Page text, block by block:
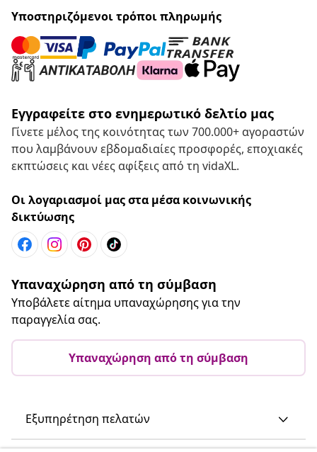
Υποστηριζόμενοι τρόποι πληρωμής
Εγγραφείτε στο ενημερωτικό δελτίο μας
Γίνετε μέλος της κοινότητας των 700.000+ αγοραστών
που λαμβάνουν εβδομαδιαίες προσφορές, εποχιακές
εκπτώσεις και νέες αφίξεις από τη vidaXL.
Οι λογαριασμοί μας στα μέσα κοινωνικής
δικτύωσης
Υπαναχώρηση από τη σύμβαση
Υποβάλετε αίτημα υπαναχώρησης για την
παραγγελία σας.
Υπαναχώρηση από τη σύμβαση
Εξυπηρέτηση πελατών